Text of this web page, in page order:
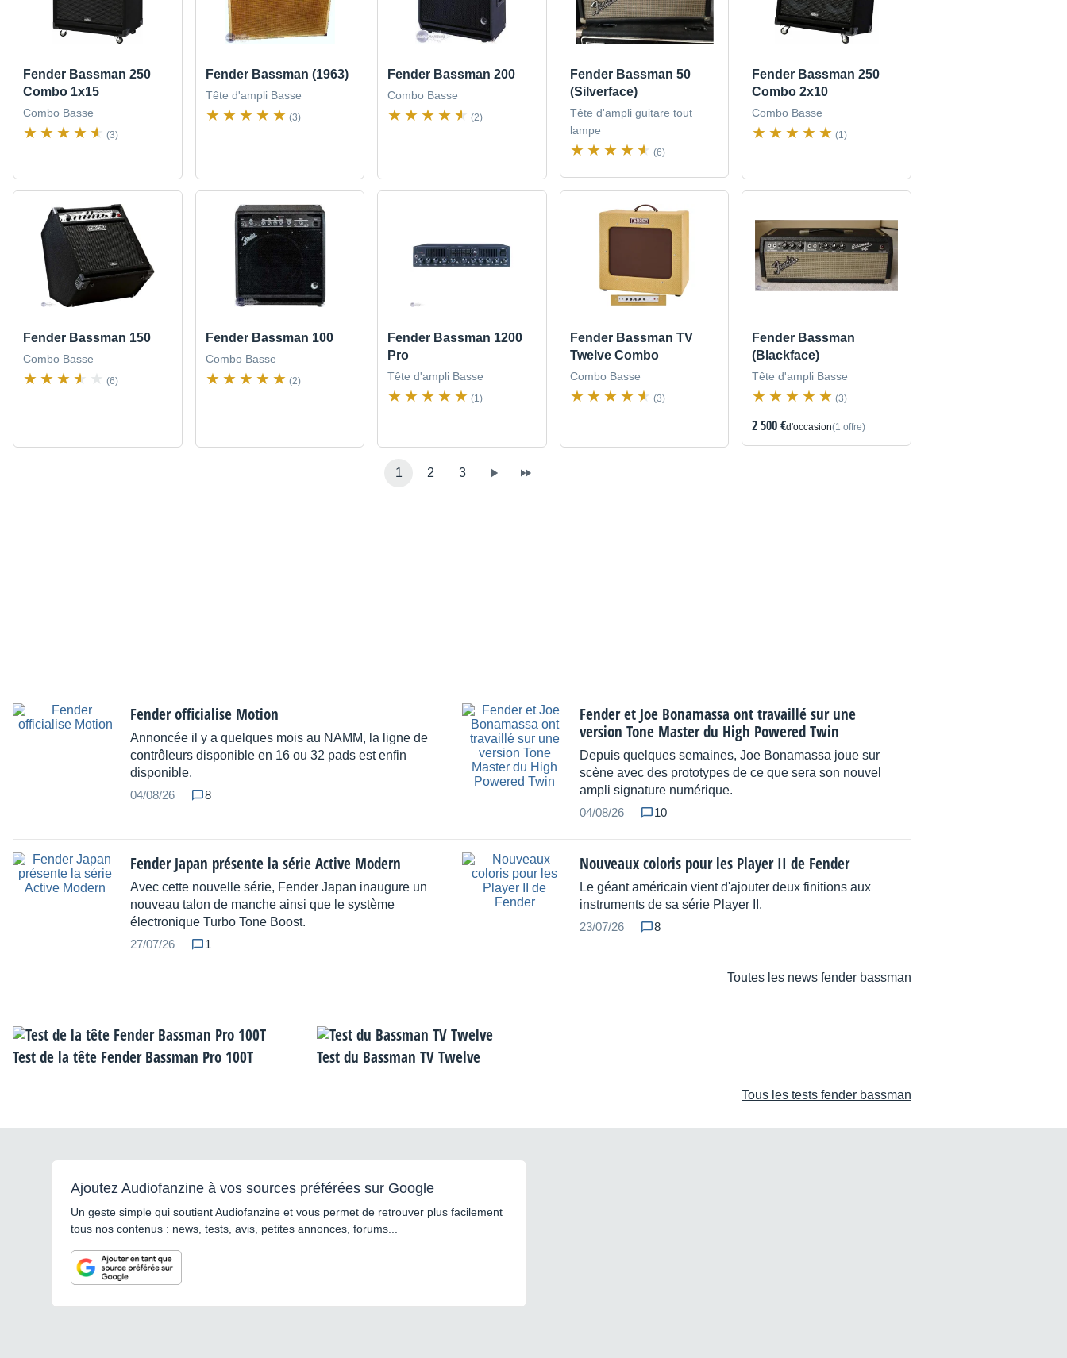
Fender Bassman 250
Combo 1x15
Combo Basse
(3)
Fender Bassman (1963)
Tête d'ampli Basse
(3)
Fender Bassman 200
Combo Basse
(2)
Fender Bassman 50
(Silverface)
Tête d'ampli guitare tout
lampe
(6)
Fender Bassman 250
Combo 2x10
Combo Basse
(1)
Fender Bassman 150
Combo Basse
(6)
Fender Bassman 100
Combo Basse
(2)
Fender Bassman 1200
Pro
Tête d'ampli Basse
(1)
Fender Bassman TV
Twelve Combo
Combo Basse
(3)
Fender Bassman
(Blackface)
Tête d'ampli Basse
(3)
2 500 €d'occasion(1 offre)
1 2 3
Fender officialise Motion
Annoncée il y a quelques mois au NAMM, la ligne de
contrôleurs disponible en 16 ou 32 pads est enfin
disponible.
04/08/26
8
Fender et Joe Bonamassa ont travaillé sur une
version Tone Master du High Powered Twin
Depuis quelques semaines, Joe Bonamassa joue sur
scène avec des prototypes de ce que sera son nouvel
ampli signature numérique.
04/08/26
10
Fender Japan présente la série Active Modern
Avec cette nouvelle série, Fender Japan inaugure un
nouveau talon de manche ainsi que le système
électronique Turbo Tone Boost.
27/07/26
1
Nouveaux coloris pour les Player II de Fender
Le géant américain vient d'ajouter deux finitions aux
instruments de sa série Player II.
23/07/26
8
Toutes les news fender bassman
Test de la tête Fender Bassman Pro 100T Test du Bassman TV Twelve
Tous les tests fender bassman
Ajoutez Audiofanzine à vos sources préférées sur Google
Un geste simple qui soutient Audiofanzine et vous permet de retrouver plus facilement
tous nos contenus : news, tests, avis, petites annonces, forums...